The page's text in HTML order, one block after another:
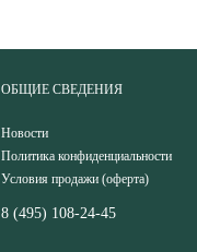
ОБЩИЕ СВЕДЕНИЯ
Новости
Политика конфиденциальности
Условия продажи (оферта)
8 (495) 108-24-45